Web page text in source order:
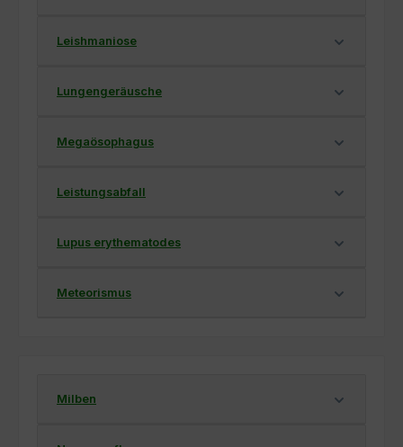
Leishmaniose
Lungengeräusche
Megaösophagus
Leistungsabfall
Lupus erythematodes
Meteorismus
Milben